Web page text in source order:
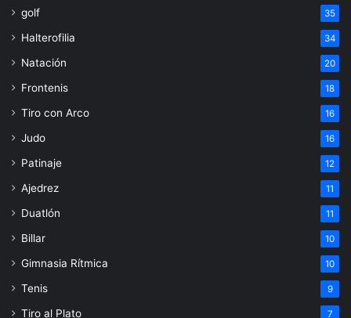
golf 35
Halterofilia 34
Natación 20
Frontenis 18
Tiro con Arco 16
Judo 16
Patinaje 12
Ajedrez 11
Duatlón 11
Billar 10
Gimnasia Rítmica 10
Tenis 9
Tiro al Plato 7